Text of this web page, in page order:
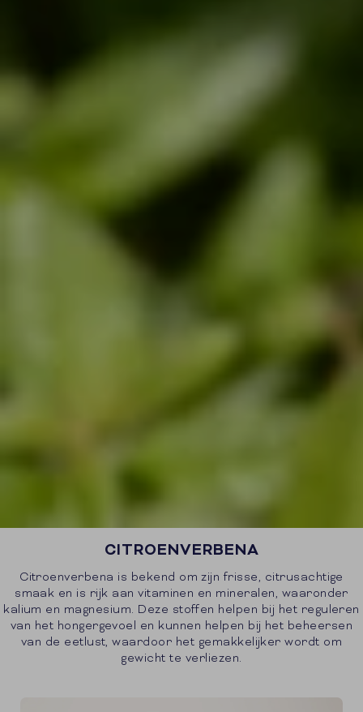
CITROENVERBENA
Citroenverbena is bekend om zijn frisse, citrusachtige
smaak en is rijk aan vitaminen en mineralen, waaronder
kalium en magnesium. Deze stoffen helpen bij het reguleren
van het hongergevoel en kunnen helpen bij het beheersen
van de eetlust, waardoor het gemakkelijker wordt om
gewicht te verliezen.